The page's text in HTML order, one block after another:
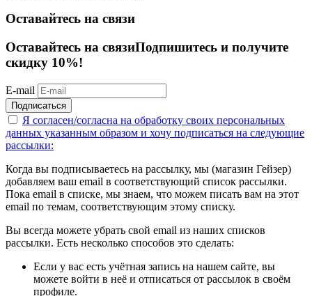
Оставайтесь на связи
Оставайтесь на связиПодпишитесь и получите
скидку 10%!
E-mail
Подписаться
Я согласен/согласна на обработку своих персональных
данных указанным образом и хочу подписаться на следующие
рассылки:
Когда вы подписываетесь на рассылку, мы (магазин Гейзер)
добавляем ваш email в соответствующий список рассылки.
Пока email в списке, мы знаем, что можем писать вам на этот
email по темам, соответствующим этому списку.
Вы всегда можете убрать свой email из наших списков
рассылки. Есть несколько способов это сделать:
Если у вас есть учётная запись на нашем сайте, вы
можете войти в неё и отписаться от рассылок в своём
профиле.